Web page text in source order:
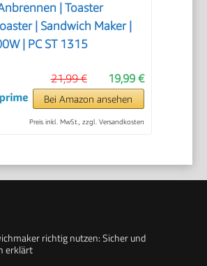
| Toaster
| Sandwich Maker |
| PC ST 1315
19,99 €
21,99 €
Bei Amazon ansehen
Preis inkl. MwSt., zzgl. Versandkosten
richtig nutzen: Sicher und
erklärt